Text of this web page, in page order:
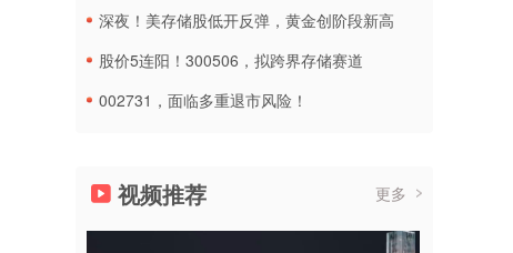
深夜！美存储股低开反弹，黄金创阶段新高
股价5连阳！300506，拟跨界存储赛道
002731，面临多重退市风险！
视频推荐 更多